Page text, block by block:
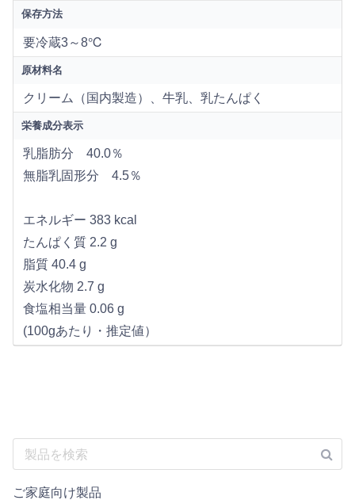
保存方法
要冷蔵3～8℃
原材料名
クリーム（国内製造）、牛乳、乳たんぱく
栄養成分表示
乳脂肪分 40.0％
無脂乳固形分 4.5％
エネルギー 383 kcal
たんぱく質 2.2 g
脂質 40.4 g
炭水化物 2.7 g
食塩相当量 0.06 g
(100gあたり・推定値）
ご家庭向け製品